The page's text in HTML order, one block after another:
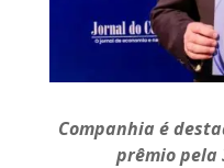
Companhia é
prêmio pela